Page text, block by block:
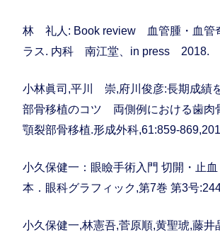
林 礼人: Book review 血管腫・血管
ラス. 内科 南江堂、in press 2018.
小林眞司,平川 崇,府川俊彦:長期成績
部骨移植のコツ 両側例における歯肉
顎裂部骨移植.形成外科,61:859-
小久保健一：眼瞼手術入門 切開・止
本．眼科グラフィック,第7巻 第3号
小久保健一,林憲吾,菅原順,黄聖琥,藤井